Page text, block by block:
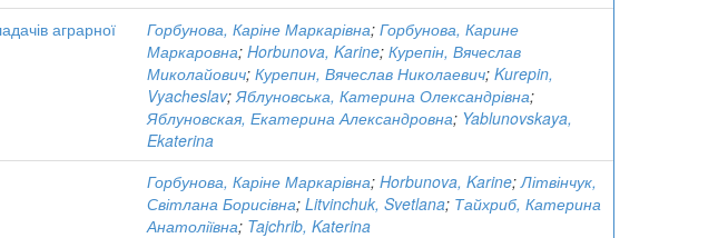
аграрної
Горбунова, Каріне Маркарівна; Горбунова, Карине
Маркаровна; Horbunova, Karine; Курепін, Вячеслав
Миколайович; Курепин, Вячеслав Николаевич; Kurepin,
Vyacheslav;Яблуновська, Катерина Олександрівна;
Яблуновская, Екатерина Александровна; Yablunovskaya,
Ekaterina
Горбунова, Каріне Маркарівна; Horbunova, Karine;Літвінчук,
Світлана Борисівна; Litvinchuk, Svetlana; Тайхриб, Катерина
Анатоліївна; Tajchrib, Katerina